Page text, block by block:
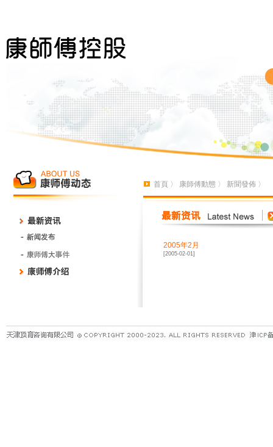
首頁 〉 康師傅動態 〉 新聞發佈 〉
2005年2月
[2005-02-01]